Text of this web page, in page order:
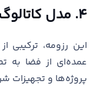
۴. مدل کاتالوگ‌گونه (تصویر محور)
این رزومه،
عمده‌ای از فضا به
پروژه‌ها و تجهیزات